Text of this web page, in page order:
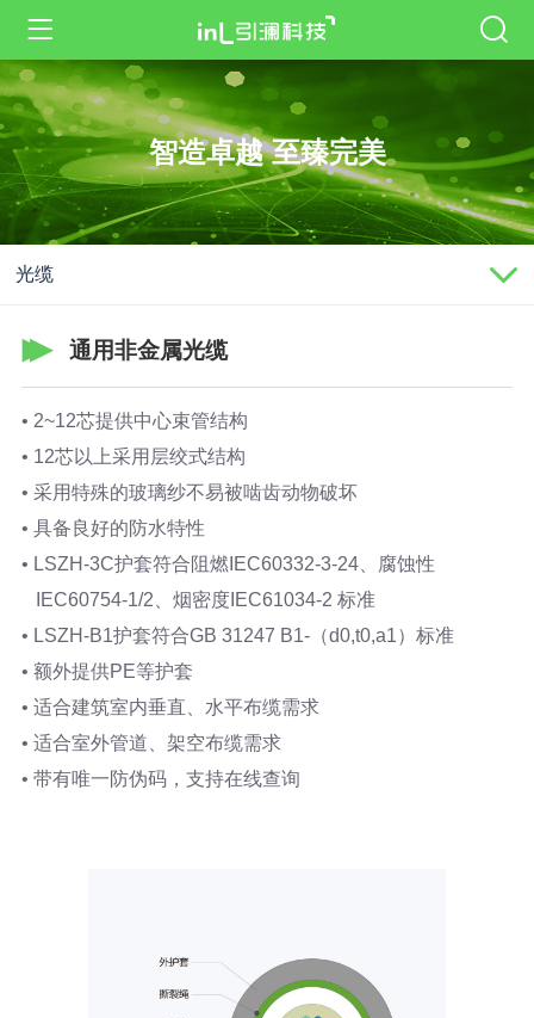
智造卓越 至臻完美
光缆
通用非金属光缆
• 2~12芯提供中心束管结构
• 12芯以上采用层绞式结构
• 采用特殊的玻璃纱不易被啮齿动物破坏
• 具备良好的防水特性
• LSZH-3C护套符合阻燃IEC60332-3-24、腐蚀性
IEC60754-1/2、烟密度IEC61034-2 标准
• LSZH-B1护套符合GB 31247 B1-（d0,t0,a1）标准
• 额外提供PE等护套
• 适合建筑室内垂直、水平布缆需求
• 适合室外管道、架空布缆需求
• 带有唯一防伪码，支持在线查询